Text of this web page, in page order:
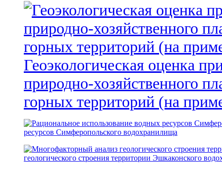
Геоэкологическая оценка
природно-хозяйственного
горных территорий (на
ресурсов Симферопольского водохранилища
геологического строения территории Эшкаконского